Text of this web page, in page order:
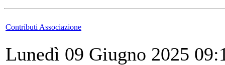
Contributi Associazione
Lunedì 09 Giugno 2025